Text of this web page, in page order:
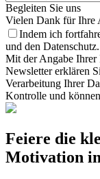
Begleiten Sie uns
Vielen Dank für Ihre
Indem ich
und den Datenschutz.
Mit der Angabe
Newsletter erklären
Verarbeitung Ihrer
Kontrolle und
Feiere die
Motivation